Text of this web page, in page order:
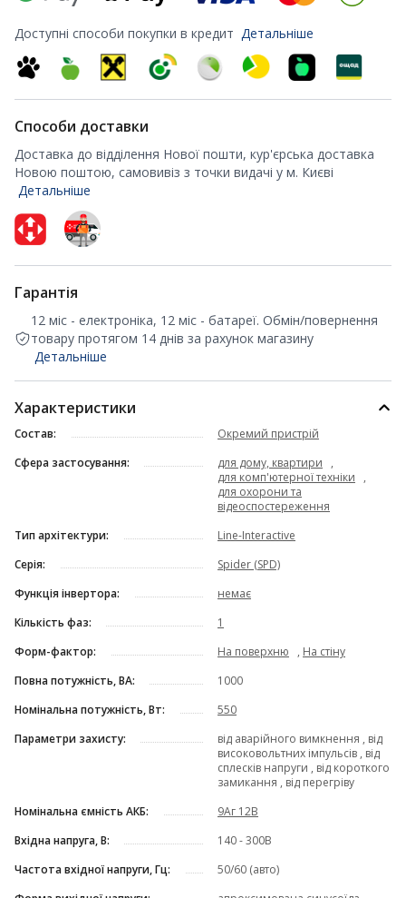
Доступні способи покупки в кредит Детальніше
Способи доставки
Доставка до відділення Нової пошти, кур'єрська доставка
Новою поштою, самовивіз з точки видачі у м. Києві
Детальніше
Гарантія
12 міс - електроніка, 12 міс - батареї. Обмін/повернення
товару протягом 14 днів за рахунок магазину
Детальніше
Характеристики
Состав:
Окремий пристрій
Сфера застосування:
для дому, квартири
,
для комп'ютерної техніки
,
для охорони та
відеоспостереження
Тип архітектури:
Line-Interactive
Серія:
Spider (SPD)
Функція інвертора:
немає
Кількість фаз:
1
Форм-фактор:
На поверхню , На стіну
Повна потужність, ВА:
1000
Номінальна потужність, Вт:
550
Параметри захисту:
від аварійного вимкнення , від
високовольтних імпульсів , від
сплесків напруги , від короткого
замикання , від перегріву
Номінальна ємність АКБ:
9Аг 12В
Вхідна напруга, В:
140 - 300В
Частота вхідної напруги, Гц:
50/60 (авто)